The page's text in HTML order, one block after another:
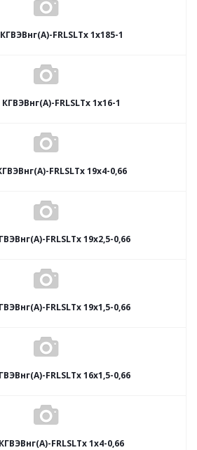
FRLSLTx 1х185-1
FRLSLTx 1х16-1
FRLSLTx 19х4-0,66
FRLSLTx 19х2,5-0,66
FRLSLTx 19х1,5-0,66
FRLSLTx 16х1,5-0,66
FRLSLTx 1х4-0,66